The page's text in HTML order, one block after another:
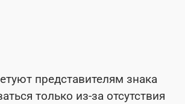
представителям знака
только из-за отсутствия